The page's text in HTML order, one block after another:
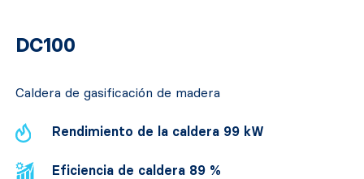
DC100
Caldera de gasificación de madera
Rendimiento de la caldera 99 kW
Eficiencia de caldera 89 %